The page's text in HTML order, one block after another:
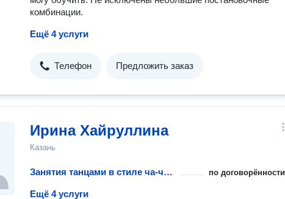
комбинации.
Ещё 4 услуги
Телефон Предложить заказ
Ирина Хайруллина
Казань
Занятия танцами в стиле ча-ча-ча с тренером по договорённости
Ещё 4 услуги